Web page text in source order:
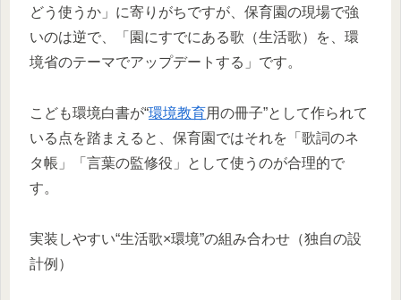
どう使うか」に寄りがちですが、保育園の現場で強
いのは逆で、「園にすでにある歌（生活歌）を、環
境省のテーマでアップデートする」です。
こども環境白書が“環境教育用の冊子”として作られて
いる点を踏まえると、保育園ではそれを「歌詞のネ
タ帳」「言葉の監修役」として使うのが合理的で
す。
実装しやすい“生活歌×環境”の組み合わせ（独自の設
計例）